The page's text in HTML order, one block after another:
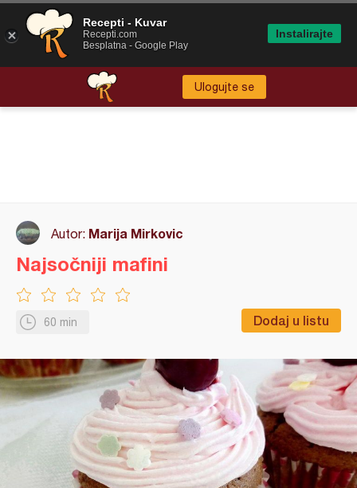
Ulogujte se
Autor: Marija Mirkovic
60 min Dodaj u listu
Najsočniji mafini
Recepti - Kuvar
Recepti.com
Besplatna - Google Play
Instalirajte